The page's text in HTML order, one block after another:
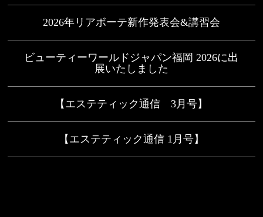
2026年リアボーテ新作発表会&講習会
ビューティーワールドジャパン福岡 2026に出
展いたしました
【エステティック通信 3月号】
【エステティック通信 1月号】